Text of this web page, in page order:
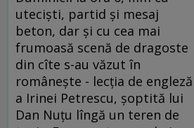
utecişti, partid şi mesaj
beton, dar şi cu cea mai
frumoasă scenă de dragoste
din cîte s-au văzut în
româneşte - lecţia de engleză
a Irinei Petrescu, şoptită lui
Dan Nuţu lîngă un teren de